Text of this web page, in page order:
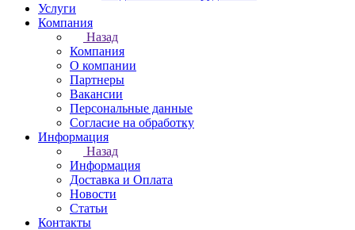
Услуги
Компания
Назад
Компания
О компании
Партнеры
Вакансии
Персональные данные
Согласие на обработку
Информация
Назад
Информация
Доставка и Оплата
Новости
Статьи
Контакты